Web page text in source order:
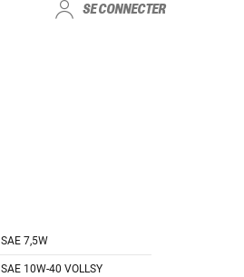
SE CONNECTER
SAE 7,5W
SAE 10W-40 VOLLSY